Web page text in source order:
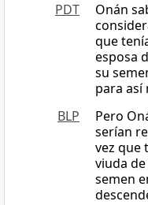
PDT
Onán
que
esposa
su
para así
BLP
Pero
serían
vez que
viuda
semen